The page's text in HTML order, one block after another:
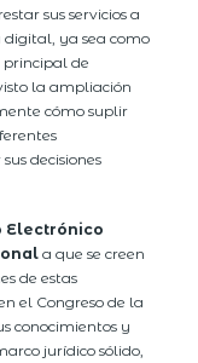
sus servicios a
ya sea como
de
la ampliación
cómo suplir
decisiones
Electrónico
a que se creen
de estas
el Congreso de la
conocimientos y
jurídico sólido,